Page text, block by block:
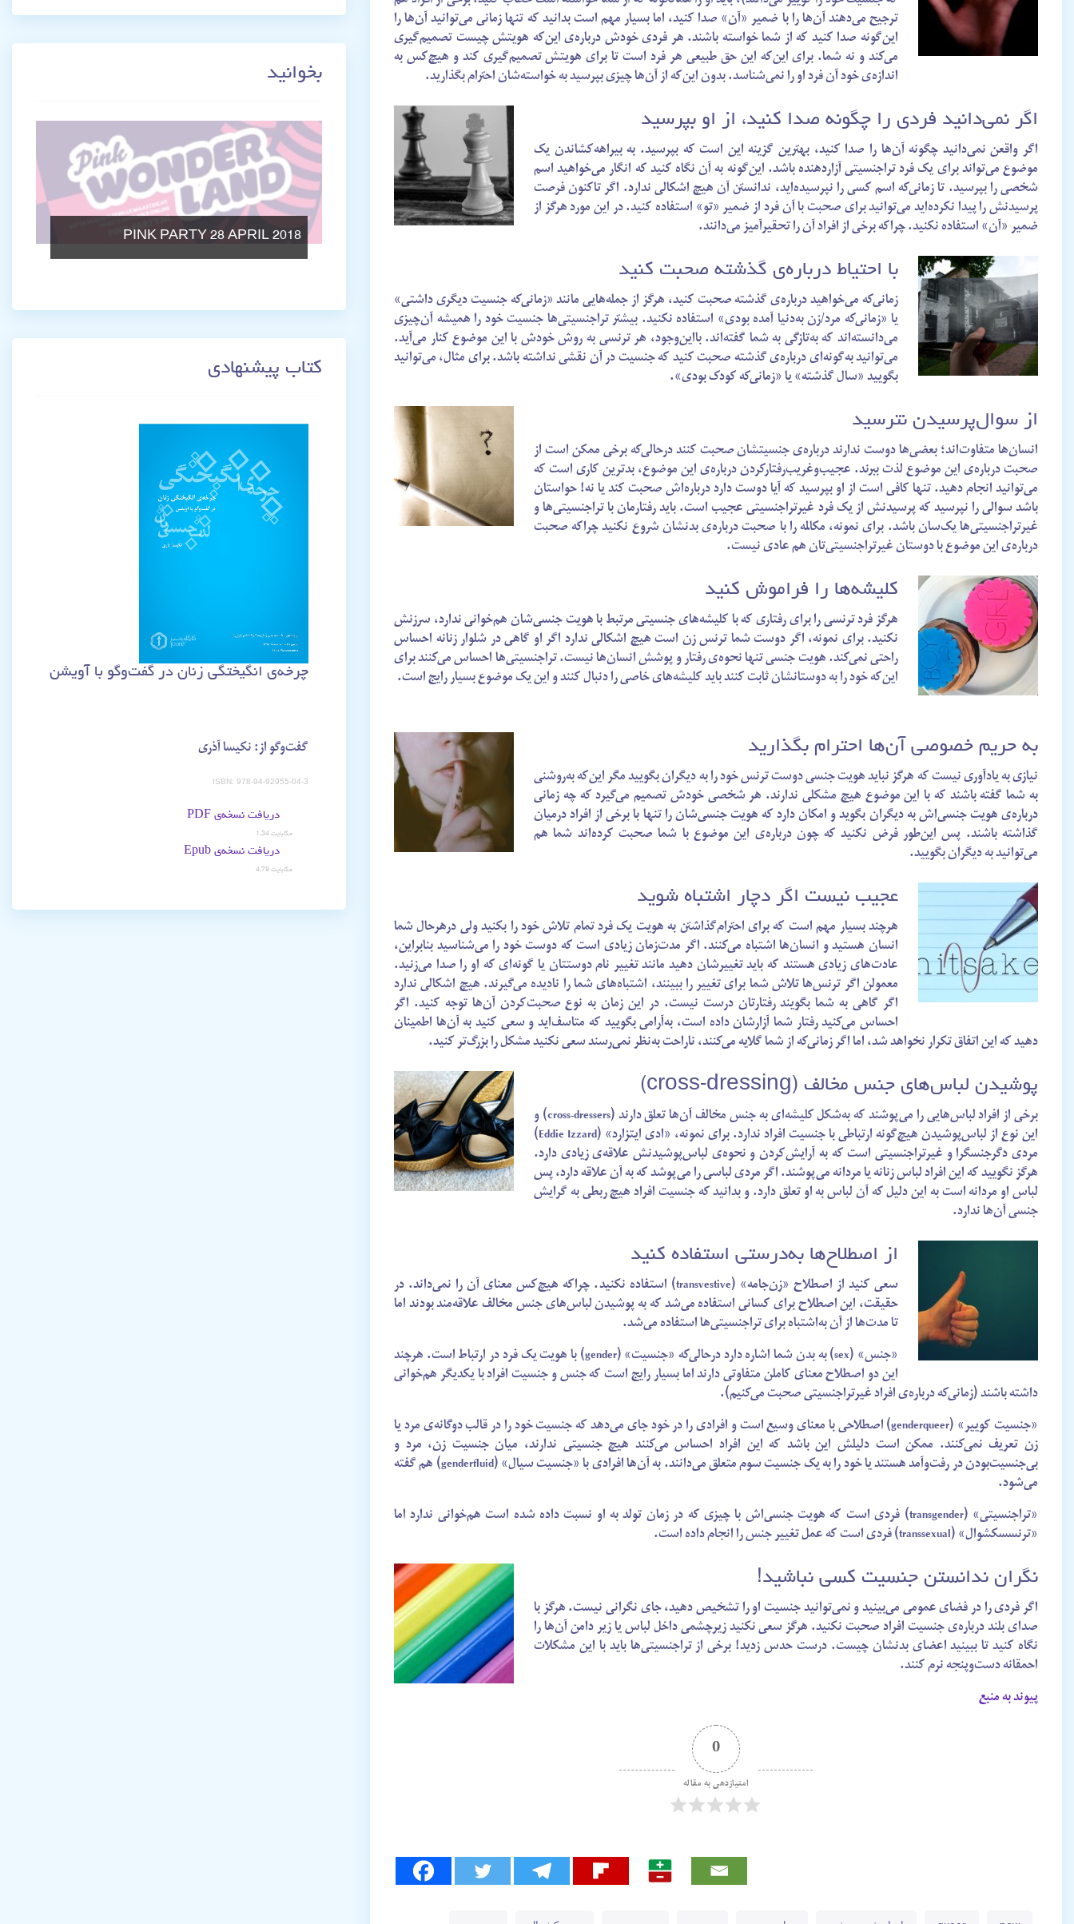
ترجیح می‌دهند آن‌ها را با ضمیر «آن» صدا کنید، اما بسیار مهم است بدانید که تنها زمانی می‌توانید آن‌ها را
این‌گونه صدا کنید که از شما خواسته باشند. هر فردی خودش درباره‌ی این‌که هویتش چیست تصمیم‌گیری
می‌کند و نه شما. برای این‌که این حق طبیعی هر فرد است تا برای هویتش تصمیم‌گیری کند و هیچ‌کس به
اندازه‌ی خود آن فرد او را نمی‌شناسد. بدون این‌که از آن‌ها چیزی بپرسید به خواسته‌شان احترام بگذارید.
اگر نمی‌دانید فردی را چگونه صدا کنید، از او بپرسید
اگر واقعن نمی‌دانید چگونه آن‌ها را صدا کنید، بهترین گزینه این است که بپرسید. به بیراهه‌کشاندن یک
موضوع می‌تواند برای یک فرد تراجنسیتی آزاردهنده باشد. این‌گونه به آن نگاه کنید که انگار می‌خواهید اسم
شخصی را بپرسید. تا زمانی‌که اسم کسی را نپرسیده‌اید، ندانستن آن هیچ اشکالی ندارد. اگر تاکنون فرصت
پرسیدنش را پیدا نکرده‌اید می‌توانید برای صحبت با آن فرد از ضمیر «تو» استفاده کنید. در این مورد هرگز از
ضمیر «آن» استفاده نکنید. چراکه برخی از افراد آن را تحقیرآمیز می‌دانند.
با احتیاط درباره‌ی گذشته صحبت کنید
زمانی‌که می‌خواهید درباره‌ی گذشته صحبت کنید، هرگز از جمله‌هایی مانند «زمانی‌که جنسیت دیگری داشتی»
یا «زمانی‌که مرد/زن به‌دنیا آمده بودی» استفاده نکنید. بیشتر تراجنسیتی‌ها جنسیت خود را همیشه آن‌چیزی
می‌دانسته‌اند که به‌تازگی به شما گفته‌اند. بااین‌وجود، هر ترنسی به روش خودش با این موضوع کنار می‌آید.
می‌توانید به‌گونه‌ای درباره‌ی گذشته صحبت کنید که جنسیت در آن نقشی نداشته باشد. برای مثال، می‌توانید
بگویید «سال گذشته» یا «زمانی‌که کودک بودی».
از سوال‌پرسیدن نترسید
انسان‌ها متفاوت‌اند؛ بعضی‌ها دوست ندارند درباره‌ی جنسیتشان صحبت کنند درحالی‌که برخی ممکن است از
صحبت درباره‌ی این موضوع لذت ببرند. عجیب‌و‌غریب‌رفتارکردن درباره‌ی این موضوع، بدترین کاری است که
می‌توانید انجام دهید. تنها کافی است از او بپرسید که آیا دوست دارد درباره‌اش صحبت کند یا نه! حواستان
باشد سوالی را نپرسید که پرسیدنش از یک فرد غیرتراجنسیتی عجیب است. باید رفتارمان با تراجنسیتی‌ها و
غیرتراجنسیتی‌ها یک‌سان باشد. برای نمونه، مکالمه را با صحبت درباره‌ی بدنشان شروع نکنید چراکه صحبت
درباره‌ی این موضوع با دوستان غیرتراجنسیتی‌تان هم عادی نیست.
کلیشه‌ها را فراموش کنید
هرگز فرد ترنسی را برای رفتاری که با کلیشه‌های جنسیتی مرتبط با هویت جنسی‌شان هم‌خوانی ندارد، سرزنش
نکنید. برای نمونه، اگر دوست شما ترنس زن است هیچ اشکالی ندارد اگر او گاهی در شلوار زنانه احساس
راحتی نمی‌کند. هویت جنسی تنها نحوه‌ی رفتار و پوشش انسان‌ها نیست. تراجنسیتی‌ها احساس می‌کنند برای
این‌که خود را به دوستانشان ثابت کنند باید کلیشه‌های خاصی را دنبال کنند و این یک موضوع بسیار رایج است.
به حریم خصوصی آن‌ها احترام بگذارید
نیازی به یادآوری نیست که هرگز نباید هویت جنسی دوست ترنس خود را به دیگران بگویید مگر این‌که به‌روشنی
به شما گفته باشند که با این موضوع هیچ مشکلی ندارند. هر شخصی خودش تصمیم می‌گیرد که چه زمانی
درباره‌ی هویت جنسی‌اش به دیگران بگوید و امکان دارد که هویت جنسی‌شان را تنها با برخی از افراد درمیان
گذاشته باشند. پس این‌طور فرض نکنید که چون درباره‌ی این موضوع با شما صحبت کرده‌اند شما هم
می‌توانید به دیگران بگویید.
عجیب نیست اگر دچار اشتباه شوید
هرچند بسیار مهم است که برای احترام‌گذاشتن به هویت یک فرد تمام تلاش خود را بکنید ولی درهرحال شما
انسان هستید و انسان‌ها اشتباه می‌کنند. اگر مدت‌زمان زیادی است که دوست خود را می‌شناسید بنابراین،
عادت‌های زیادی هستند که باید تغییرشان دهید مانند تغییر نام دوستتان یا گونه‌ای که او را صدا می‌زنید.
معمولن اگر ترنس‌ها تلاش شما برای تغییر را ببینند، اشتباه‌های شما را نادیده می‌گیرند. هیچ اشکالی ندارد
اگر گاهی به شما بگویند رفتارتان درست نیست. در این زمان به نوع صحبت‌کردن آن‌ها توجه کنید. اگر
احساس می‌کنید رفتار شما آزارشان داده است، به‌آرامی بگویید که متاسف‌اید و سعی کنید به آن‌ها اطمینان
دهید که این اتفاق تکرار نخواهد شد، اما اگر زمانی‌که از شما گلایه می‌کنند، ناراحت به‌نظر نمی‌رسند سعی نکنید مشکل را بزرگ‌تر کنید.
پوشیدن لباس‌های جنس مخالف (cross-dressing)
برخی از افراد لباس‌هایی را می‌پوشند که به‌شکل کلیشه‌ای به جنس مخالف آن‌ها تعلق دارند (cross-dressers) و
این نوع از لباس‌پوشیدن هیچ‌گونه ارتباطی با جنسیت افراد ندارد. برای نمونه، «ادی ایتزارد» (Eddie Izzard)
مردی دگرجنسگرا و غیرتراجنسیتی است که به آرایش‌کردن و نحوه‌ی لباس‌پوشیدنش علاقه‌ی زیادی دارد.
هرگز نگویید که این افراد لباس زنانه یا مردانه می‌پوشند. اگر مردی لباسی را می‌پوشد که به آن علاقه دارد، پس
لباس او مردانه است به این دلیل که آن لباس به او تعلق دارد. و بدانید که جنسیت افراد هیچ ربطی به گرایش
جنسی آن‌ها ندارد.
از اصطلاح‌ها به‌درستی استفاده کنید
سعی کنید از اصطلاح «زن‌جامه» (transvestive) استفاده نکنید. چراکه هیچ‌کس معنای آن را نمی‌داند. در
حقیقت، این اصطلاح برای کسانی استفاده می‌شد که به پوشیدن لباس‌های جنس مخالف علاقه‌مند بودند اما
تا مدت‌ها از آن به‌اشتباه برای تراجنسیتی‌ها استفاده می‌شد.
«جنس» (sex) به بدن شما اشاره دارد درحالی‌که «جنسیت» (gender) با هویت یک فرد در ارتباط است. هرچند
این دو اصطلاح معنای کاملن متفاوتی دارند اما بسیار رایج است که جنس و جنسیت افراد با یکدیگر هم‌خوانی
داشته باشند (زمانی‌که درباره‌ی افراد غیرتراجنسیتی صحبت می‌کنیم).
«جنسیت کوییر» (genderqueer) اصطلاحی با معنای وسیع است و افرادی را در خود جای می‌دهد که جنسیت خود را در قالب دوگانه‌ی مرد یا
زن تعریف نمی‌کنند. ممکن است دلیلش این باشد که این افراد احساس می‌کنند هیچ جنسیتی ندارند، میان جنسیت زن، مرد و
بی‌جنسیت‌بودن در رفت‌وآمد هستند یا خود را به یک جنسیت سوم متعلق می‌دانند. به آن‌ها افرادی با «جنسیت سیال» (genderfluid) هم گفته
می‌شود.
«تراجنسیتی» (transgender) فردی است که هویت جنسی‌اش با چیزی که در زمان تولد به او نسبت داده شده است هم‌خوانی ندارد اما
«ترنسسکشوال» (transsexual) فردی است که عمل تغییر جنس را انجام داده است.
نگران ندانستن جنسیت کسی نباشید!
اگر فردی را در فضای عمومی می‌بینید و نمی‌توانید جنسیت او را تشخیص دهید، جای نگرانی نیست. هرگز با
صدای بلند درباره‌ی جنسیت افراد صحبت نکنید. هرگز سعی نکنید زیرچشمی داخل لباس یا زیر دامن آن‌ها را
نگاه کنید تا ببینید اعضای بدنشان چیست. درست حدس زدید! برخی از تراجنسیتی‌ها باید با این مشکلات
احمقانه دست‌وپنجه نرم کنند.
پیوند به منبع
0
امتیازدهی به مقاله
بخوانید
PINK PARTY 28 APRIL 2018
کتاب پیشنهادی
چرخه‌ی انگیختگی زنان در گفت‌وگو با آویشن
گفت‌وگو از: نکیسا آذری
ISBN: 978-94-92955-04-3
دریافت نسخه‌ی PDF
1,34 مگابایت
دریافت نسخه‌ی Epub
4,79 مگابایت